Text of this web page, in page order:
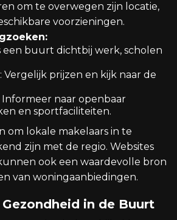
om te overwegen zijn locatie,
voorzieningen.
een buurt dichtbij werk, scholen
: Vergelijk prijzen en kijk naar de
Informeer naar openbaar
en sportfaciliteiten.
om lokale makelaars in te
zijn met de regio. Websites
ook een waardevolle bron
van woningaanbiedingen.
in de Buurt